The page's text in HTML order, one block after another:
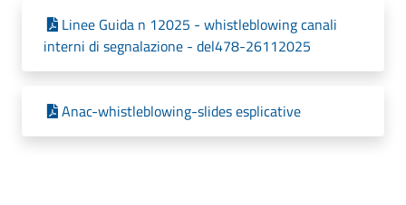
Linee Guida n 12025 - whistleblowing canali
interni di segnalazione - del478-26112025
Anac-whistleblowing-slides esplicative